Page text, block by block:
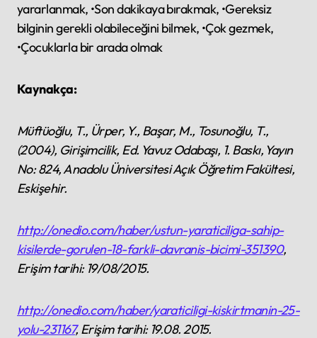
yararlanmak, •Son dakikaya bırakmak, •Gereksiz
bilginin gerekli olabileceğini bilmek, •Çok gezmek,
•Çocuklarla bir arada olmak
Kaynakça:
Müftüoğlu, T., Ürper, Y., Başar, M., Tosunoğlu, T.,
(2004), Girişimcilik, Ed. Yavuz Odabaşı, 1. Baskı, Yayın
No: 824, Anadolu Üniversitesi Açık Öğretim Fakültesi,
Eskişehir.
http://onedio.com/haber/ustun-yaraticiliga-sahip-
kisilerde-gorulen-18-farkli-davranis-bicimi-351390,
Erişim tarihi: 19/08/2015.
http://onedio.com/haber/yaraticiligi-kiskirtmanin-25-
yolu-231167, Erişim tarihi: 19.08. 2015.